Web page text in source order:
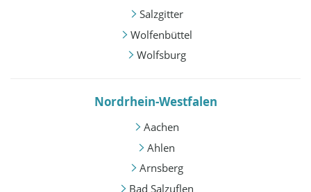
Salzgitter
Wolfenbüttel
Wolfsburg
Nordrhein-Westfalen
Aachen
Ahlen
Arnsberg
Bad Salzuflen